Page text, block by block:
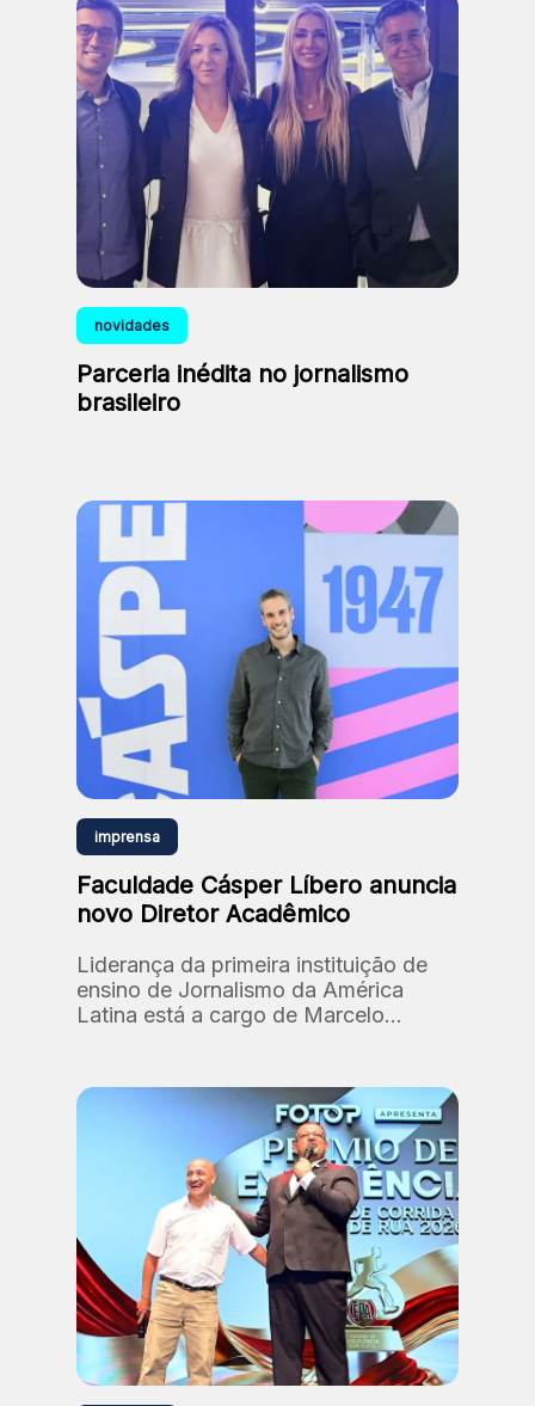
novidades
Parceria inédita no jornalismo
brasileiro
imprensa
Faculdade Cásper Líbero anuncia
novo Diretor Acadêmico
Liderança da primeira instituição de
ensino de Jornalismo da América
Latina está a cargo de Marcelo